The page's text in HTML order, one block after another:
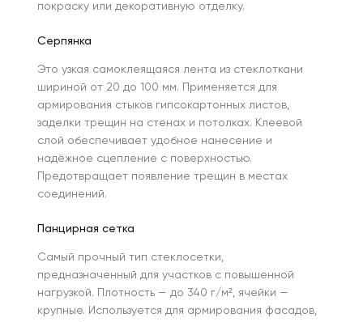
покраску или декоративную отделку.
Серпянка
Это узкая самоклеящаяся лента из стеклоткани
шириной от 20 до 100 мм. Применяется для
армирования стыков гипсокартонных листов,
заделки трещин на стенах и потолках. Клеевой
слой обеспечивает удобное нанесение и
надёжное сцепление с поверхностью.
Предотвращает появление трещин в местах
соединений.
Панцирная сетка
Самый прочный тип стеклосетки,
предназначенный для участков с повышенной
нагрузкой. Плотность — до 340 г/м², ячейки —
крупные. Используется для армирования фасадов,